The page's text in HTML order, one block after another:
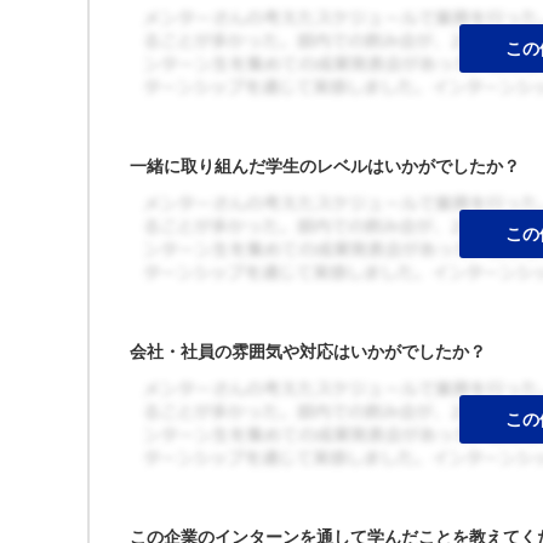
一緒に取り組んだ学生のレベルはいかがでしたか？
会社・社員の雰囲気や対応はいかがでしたか？
この企業のインターンを通して学んだことを教えてく